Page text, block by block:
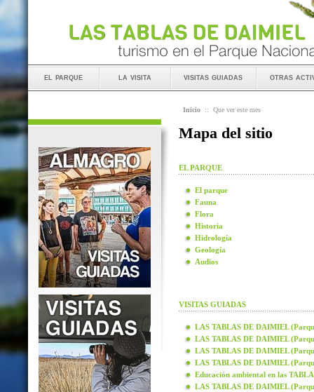
el parque la visita visitas guiadas otras
Inicio :: Que ver este mes
Mapa del sitio
EL PARQUE
El parque
Fauna
Flora
Historia
Hidrología
Geología
Audios
VISITAS GUIADAS
LAS TABLAS DE DAIMIEL
LAS TABLAS DE DAIMIEL
LAS TABLAS DE DAIMIEL
LAS TABLAS DE DAIMIEL
Educación ambiental en las
LAS TABLAS DE DAIMIEL